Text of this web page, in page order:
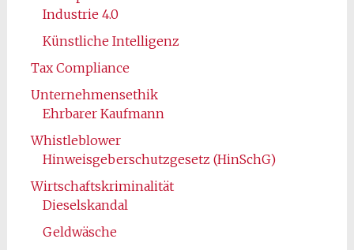
Industrie 4.0
Künstliche Intelligenz
Tax Compliance
Unternehmensethik
Ehrbarer Kaufmann
Whistleblower
Hinweisgeberschutzgesetz (HinSchG)
Wirtschaftskriminalität
Dieselskandal
Geldwäsche